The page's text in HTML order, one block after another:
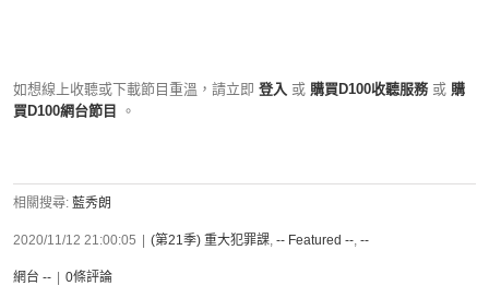
如想線上收聽或下載節目重溫，請立即 登入 或 購買D100收聽服務 或 購
買D100網台節目
。
相關搜尋: 藍秀朗
2020/11/12 21:00:05 (第21季) 重大犯罪課, -- Featured --, --
網台 -- 0條評論